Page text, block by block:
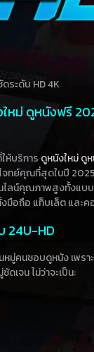
ระดับ HD 4K
หม่ ดูหนังฟรี
ห้บริการ ดูหนังใหม่ดู
จทย์คุณที่สุดในปี
ไลน์คุณภาพสูงทั้งแบ
อถือ แท็บเล็ต และค
24U-HD
มู่คนชอบดูหนัง เพรา
เจน ไม่ว่าจะเป็น: